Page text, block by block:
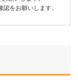
をお願いします。